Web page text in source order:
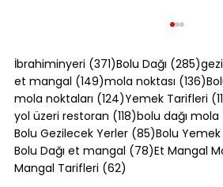
İbrahiminyeri (371)371 yazı
Bolu Dağı (285)285
et mangal (149)149 yazı
mola noktası (136)
mola noktaları (124)124 yazı
Yemek Tarifleri
yol üzeri restoran (118)118 yazı
bolu dağı mola
Bolu Gezilecek Yerler (85)85 yazı
Bolu Yemek
Bolu Dağı et mangal (78)78 yazı
Et Mangal
Mangal Tarifleri (62)